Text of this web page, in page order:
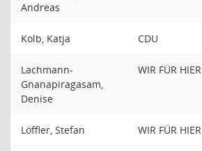
Andreas
Kolb, Katja CDU
Lachmann-
Gnanapiragasam,
Denise
WIR FÜR HIER
Löffler, Stefan WIR FÜR HIER